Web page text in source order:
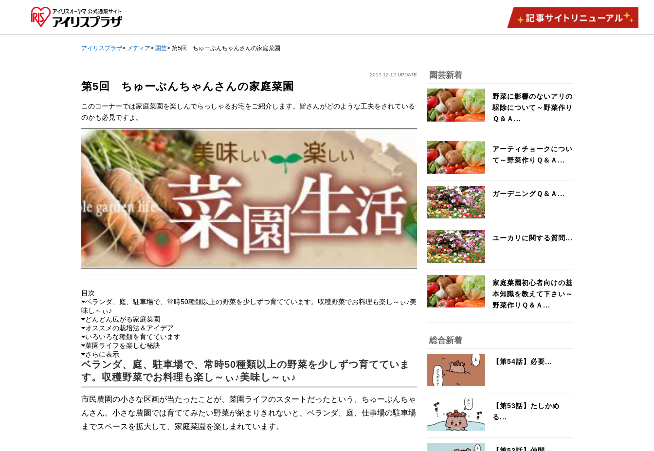
アイリスプラザ> メディア> 園芸> 第5回 ちゅーぶんちゃんさんの家庭菜園
2017-12-12 UPDATE
第5回 ちゅーぶんちゃんさんの家庭菜園
このコーナーでは家庭菜園を楽しんでらっしゃるお宅をご紹介します。皆さんがどのような工夫をされている
のかも必見ですよ。
目次
ベランダ、庭、駐車場で、常時50種類以上の野菜を少しずつ育てています。収穫野菜でお料理も楽し～ぃ♪美
味し～ぃ♪
どんどん広がる家庭菜園
オススメの栽培法＆アイデア
いろいろな種類を育てています
菜園ライフを楽しむ秘訣
さらに表示
ベランダ、庭、駐車場で、常時50種類以上の野菜を少しずつ育てていま
す。収穫野菜でお料理も楽し～ぃ♪美味し～ぃ♪
市民農園の小さな区画が当たったことが、菜園ライフのスタートだったという、ちゅーぶんちゃ
んさん。小さな農園では育ててみたい野菜が納まりきれないと、ベランダ、庭、仕事場の駐車場
までスペースを拡大して、家庭菜園を楽しまれています。
園芸新着
野菜に影響のないアリの
駆除について～野菜作り
Ｑ＆Ａ...
アーティチョークについ
て～野菜作りＱ＆Ａ...
ガーデニングＱ＆Ａ...
ユーカリに関する質問...
家庭菜園初心者向けの基
本知識を教えて下さい～
野菜作りＱ＆Ａ...
総合新着
【第54話】必要...
【第53話】たしかめ
る...